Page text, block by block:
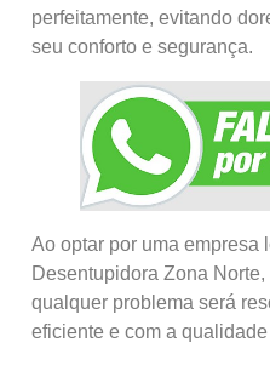
perfeitamente, evitando
seu conforto e segurança.
Ao optar por uma empresa
Desentupidora Zona
qualquer problema será
eficiente e com a